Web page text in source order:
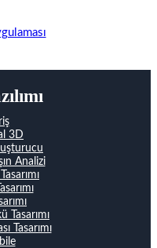
3D
Analizi
Tasarımı
Tasarımı